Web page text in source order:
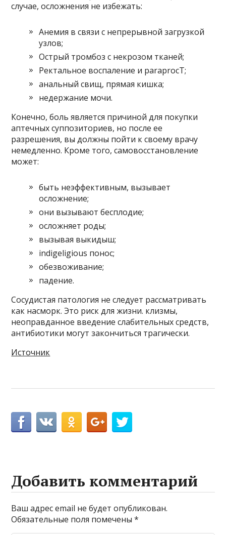
случае, осложнения не избежать:
Анемия в связи с непрерывной загрузкой
узлов;
Острый тромбоз с некрозом тканей;
Ректальное воспаление и paraprocT;
анальный свищ, прямая кишка;
недержание мочи.
Конечно, боль является причиной для покупки
аптечных суппозиториев, но после ее
разрешения, вы должны пойти к своему врачу
немедленно. Кроме того, самовосстановление
может:
быть неэффективным, вызывает
осложнение;
они вызывают бесплодие;
осложняет роды;
вызывая выкидыш;
indigeligious понос;
обезвоживание;
падение.
Сосудистая патология не следует рассматривать
как насморк. Это риск для жизни. клизмы,
неоправданное введение слабительных средств,
антибиотики могут закончиться трагически.
Источник
Добавить комментарий
Ваш адрес email не будет опубликован.
Обязательные поля помечены*